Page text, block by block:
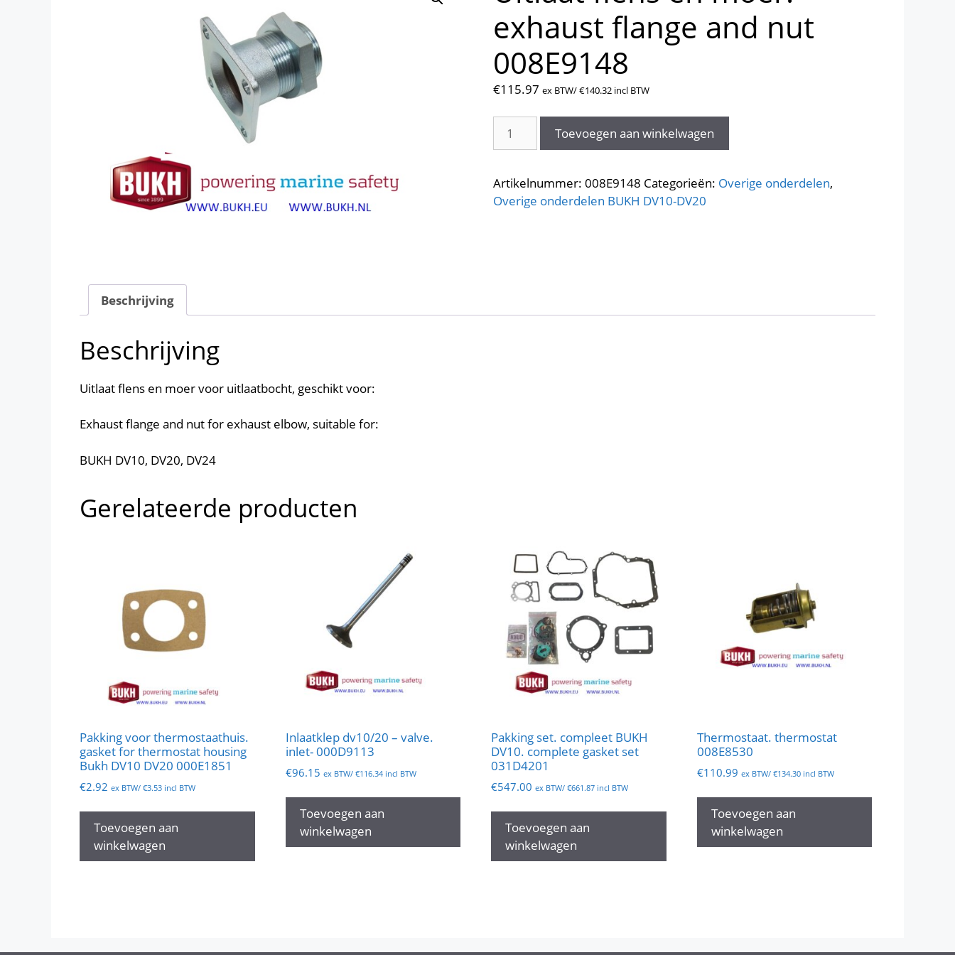
exhaust flange and nut
008E9148
€115.97 ex BTW/€140.32 incl BTW
flens
moer.
exhaust
flange
Toevoegen aan winkelwagen
Artikelnummer:008E9148 Categorieën: Overige onderdelen,
Overige onderdelen BUKH DV10-DV20
Beschrijving
Beschrijving
Uitlaat flens en moer voor uitlaatbocht, geschikt voor:
Exhaust flange and nut for exhaust elbow, suitable for:
BUKH DV10, DV20, DV24
Gerelateerde producten
Pakking voor thermostaathuis.
gasket for thermostat housing
Bukh DV10 DV20 000E1851
€2.92 ex BTW/ €3.53 incl BTW
Toevoegen aan
winkelwagen
Inlaatklep dv10/20 – valve.
inlet- 000D9113
€96.15 ex BTW/ €116.34incl BTW
Toevoegen aan
winkelwagen
Pakking set. compleet BUKH
DV10. complete gasket set
031D4201
€547.00 ex BTW/ €661.87 incl BTW
Toevoegen aan
winkelwagen
Thermostaat. thermostat
008E8530
€110.99 ex BTW/ €134.30incl BTW
Toevoegen aan
winkelwagen